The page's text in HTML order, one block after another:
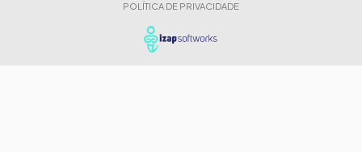
POLÍTICA DE PRIVACIDADE